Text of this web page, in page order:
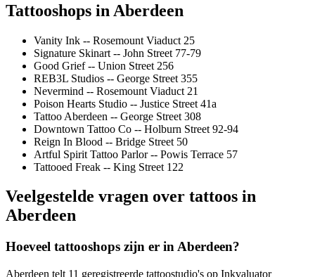
Tattooshops in Aberdeen
Vanity Ink -- Rosemount Viaduct 25
Signature Skinart -- John Street 77-79
Good Grief -- Union Street 256
REB3L Studios -- George Street 355
Nevermind -- Rosemount Viaduct 21
Poison Hearts Studio -- Justice Street 41a
Tattoo Aberdeen -- George Street 308
Downtown Tattoo Co -- Holburn Street 92-94
Reign In Blood -- Bridge Street 50
Artful Spirit Tattoo Parlor -- Powis Terrace 57
Tattooed Freak -- King Street 122
Veelgestelde vragen over tattoos in
Aberdeen
Hoeveel tattooshops zijn er in Aberdeen?
Aberdeen telt 11 geregistreerde tattoostudio's op Inkvaluator